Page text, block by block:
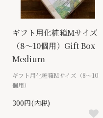
ギフト用化粧箱Mサイズ
（8～10個用）Gift Box
Medium
ギフト用化粧箱Mサイズ（8～10
個用）
300円(内税)